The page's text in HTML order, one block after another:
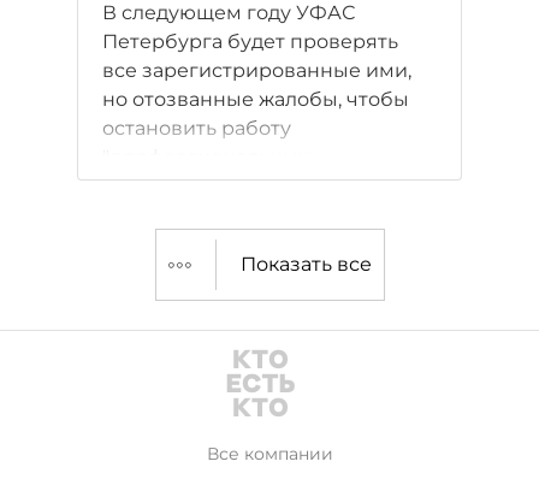
В следующем году УФАС
Петербурга будет проверять
все зарегистрированные ими,
но отозванные жалобы, чтобы
остановить работу
жалобщиков". Запретить
поэтому мотивирует заказчиков
не вести переговоры с
потенциальными
вымогателями.
Показать все
Все компании